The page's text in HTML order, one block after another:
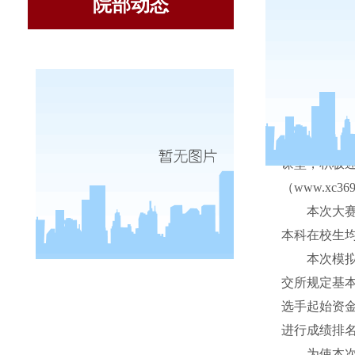
为培养
课堂，积极
（
本次大
本科在校生
本次模
交所规定基
选手起始资
进行成绩排